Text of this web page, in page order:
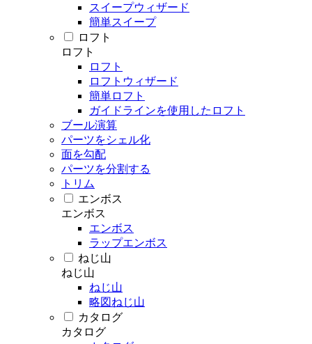
スイープウィザード
簡単スイープ
ロフト
ロフト
ロフト
ロフトウィザード
簡単ロフト
ガイドラインを使用したロフト
ブール演算
パーツをシェル化
面を勾配
パーツを分割する
トリム
エンボス
エンボス
エンボス
ラップエンボス
ねじ山
ねじ山
ねじ山
略図ねじ山
カタログ
カタログ